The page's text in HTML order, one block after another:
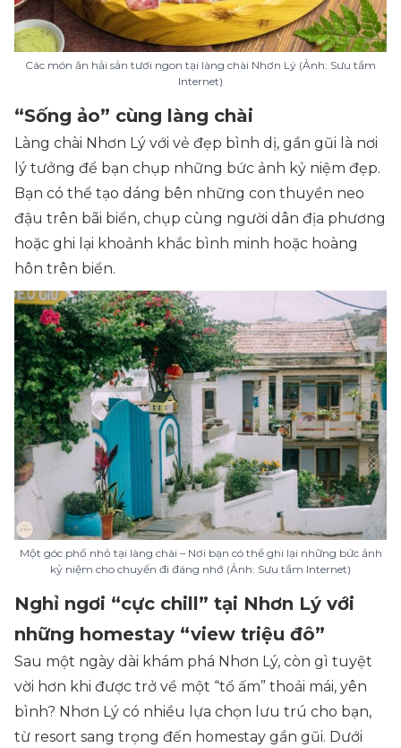
Các món ăn hải sản tươi ngon tại làng chài Nhơn Lý (Ảnh: Sưu tầm
Internet)
“Sống ảo” cùng làng chài
Làng chài Nhơn Lý với vẻ đẹp bình dị, gần gũi là nơi
lý tưởng để bạn chụp những bức ảnh kỷ niệm đẹp.
Bạn có thể tạo dáng bên những con thuyền neo
đậu trên bãi biển, chụp cùng người dân địa phương
hoặc ghi lại khoảnh khắc bình minh hoặc hoàng
hôn trên biển.
Một góc phố nhỏ tại làng chài – Nơi bạn có thể ghi lại những bức ảnh
kỷ niệm cho chuyến đi đáng nhớ (Ảnh: Sưu tầm Internet)
Nghỉ ngơi “cực chill” tại Nhơn Lý với
những homestay “view triệu đô”
Sau một ngày dài khám phá Nhơn Lý, còn gì tuyệt
vời hơn khi được trở về một “tổ ấm” thoải mái, yên
bình? Nhơn Lý có nhiều lựa chọn lưu trú cho bạn,
từ resort sang trọng đến homestay gần gũi. Dưới